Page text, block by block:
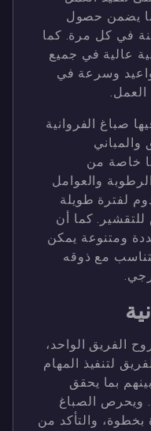
ما يضمن حصول
في كل مرة. كما
عالية في جميع
وسرعة في
العمل.
صباغ الفروانية
والمباني
خاصة من
والعوامل
لفترة طويلة
كما أن
ومتنوعة يمكن
يتناسب مع ذوقه
الفريق الواحد،
لتنفيذ المهام
بما يحقق
ويحرص الصباغ
والتأكد من